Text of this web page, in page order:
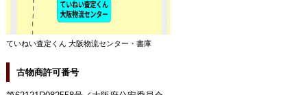
ていねい査定くん 大阪物流センター・書庫
古物商許可番号